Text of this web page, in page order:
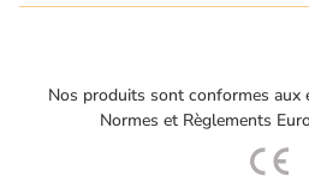
Nos produits sont conformes aux
Normes et Règlements